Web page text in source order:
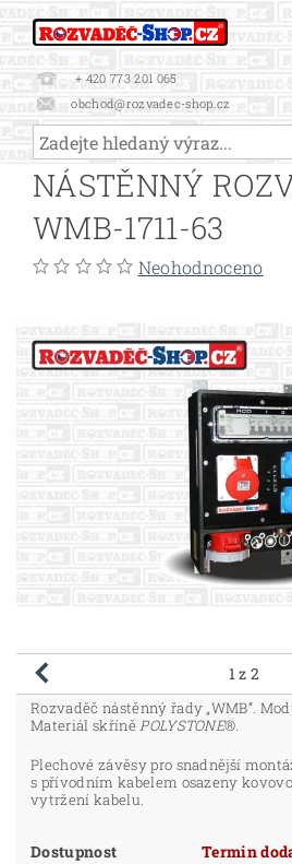
+ 420 773 201 065
obchod@rozvadec-shop.cz
NÁSTĚNNÝ
WMB-1711-63
Neohodnoceno
1z 2
Rozvaděč nástěnný řady „WMB“.
Materiál skříněPOLYSTONE®.
Plechové závěsy pro snadnější
s přívodním kabelem osazeny
vytržení kabelu.
Dostupnost